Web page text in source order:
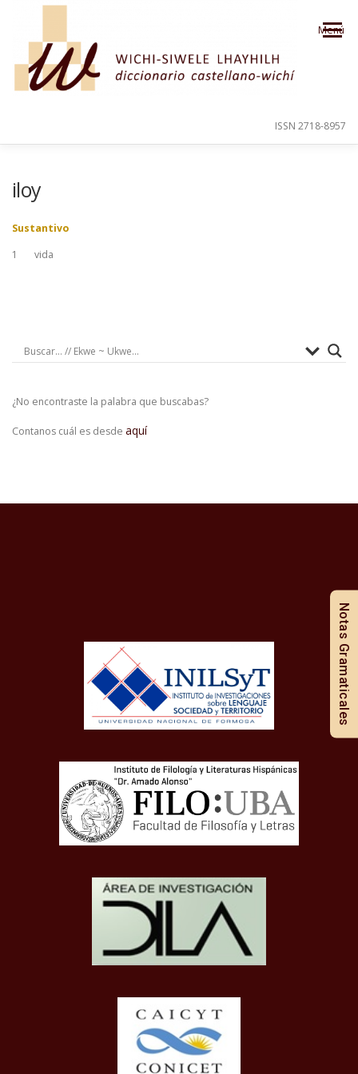
Saltar al contenido
Menú
ORDEN ALFABÉTICO
ISSN 2718-8957
iloy
Sustantivo
1
vida
¿No encontraste la palabra que buscabas?
Contanos cuál es desde aquí
Notas Gramaticales